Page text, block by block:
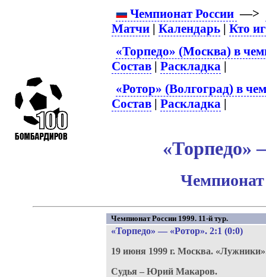
Чемпионат России —>
Матчи |Календарь |Кто
«Торпедо» (Москва) в
Состав |Раскладка |
«Ротор» (Волгоград) в
Состав |Раскладка |
«Торпедо»
Чемпионат
Чемпионат России 1999. 11-й тур.
«Торпедо» — «Ротор». 2:1 (0:0)
19 июня 1999 г. Москва.
Судья – Юрий Макаров.